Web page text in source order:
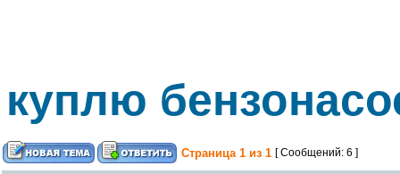
куплю
Страница 1 из 1 [ Сообщений: 6 ]